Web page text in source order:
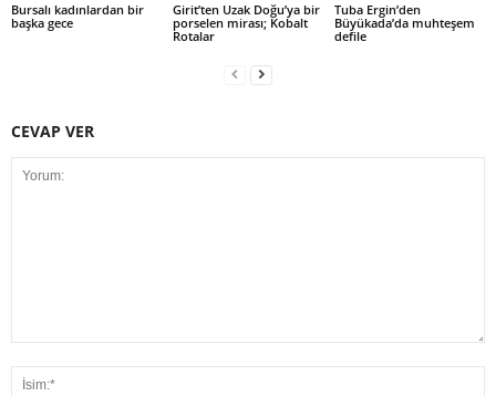
Bursalı kadınlardan bir
başka gece
Girit’ten Uzak Doğu’ya bir
porselen mirası; Kobalt
Rotalar
Tuba Ergin’den
Büyükada’da muhteşem
defile
CEVAP VER